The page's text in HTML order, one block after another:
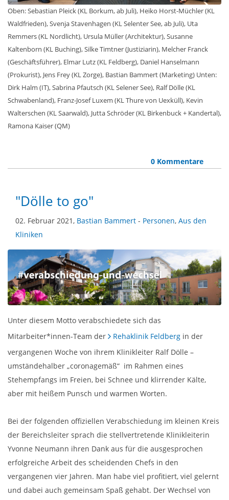
Oben: Sebastian Pleick (KL Borkum, ab Juli), Heiko Horst-Müchler (KL
Waldfrieden), Svenja Stavenhagen (KL Selenter See, ab Juli), Uta
Remmers (KL Nordlicht), Ursula Müller (Architektur), Susanne
Kaltenborn (KL Buching), Silke Timtner (Justiziarin), Melcher Franck
(Geschäftsführer), Elmar Lutz (KL Feldberg), Daniel Hanselmann
(Prokurist), Jens Frey (KL Zorge), Bastian Bammert (Marketing) Unten:
Dirk Halm (IT), Sabrina Pfautsch (KL Selener See), Ralf Dölle (KL
Schwabenland), Franz-Josef Luxem (KL Thure von Uexküll), Kevin
Walterschen (KL Saarwald), Jutta Schröder (KL Birkenbuck + Kandertal),
Ramona Kaiser (QM)
0 Kommentare
"Dölle to go"
02. Februar 2021, Bastian Bammert - Personen, Aus den
Kliniken
Unter diesem Motto verabschiedete sich das
Mitarbeiter*innen-Team der
Rehaklinik Feldberg in der
vergangenen Woche von ihrem Klinikleiter Ralf Dölle –
umständehalber „coronagemäß“ im Rahmen eines
Stehempfangs im Freien, bei Schnee und klirrender Kälte,
aber mit heißem Punsch und warmen Worten.
Bei der folgenden offiziellen Verabschiedung im kleinen Kreis
der Bereichsleiter sprach die stellvertretende Klinikleiterin
Yvonne Neumann ihren Dank aus für die ausgesprochen
erfolgreiche Arbeit des scheidenden Chefs in den
vergangenen vier Jahren. Man habe viel profitiert, viel gelernt
und dabei auch gemeinsam Spaß gehabt. Der Wechsel von